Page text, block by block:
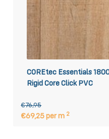
COREtec Essentials
Rigid Core Click PVC
€76,95
€69,25 per m 2